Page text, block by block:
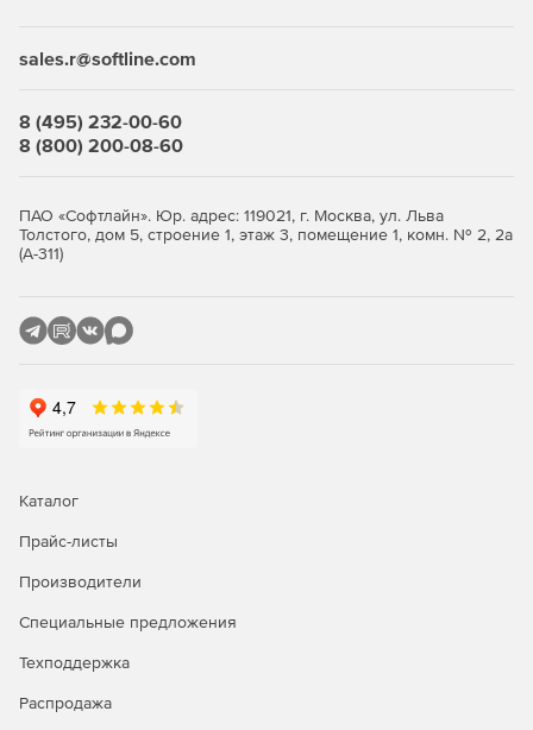
sales.r@softline.com
8 (495) 232-00-60
8 (800) 200-08-60
ПАО «Софтлайн». Юр. адрес: 119021, г. Москва, ул. Льва
Толстого, дом 5, строение 1, этаж 3, помещение 1, комн. № 2, 2а
(А-311)
Каталог
Прайс-листы
Производители
Специальные предложения
Техподдержка
Распродажа